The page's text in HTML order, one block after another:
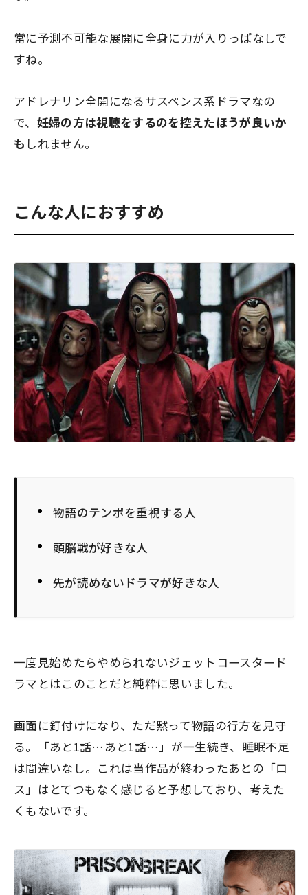
常に予測不可能な展開に全身に力が入りっぱなしで
すね。
アドレナリン全開になるサスペンス系ドラマなの
で、 妊婦の方は視聴をするのを控えたほうが良いか
も しれません。
こんな人におすすめ
物語のテンポを重視する人
頭脳戦が好きな人
先が読めないドラマが好きな人
一度見始めたらやめられないジェットコースタード
ラマとはこのことだと純粋に思いました。
画面に釘付けになり、ただ黙って物語の行方を見守
る。「あと1話…あと1話…」が一生続き、睡眠不足
は間違いなし。これは当作品が終わったあとの「ロ
ス」はとてつもなく感じると予想しており、考えた
くもないです。